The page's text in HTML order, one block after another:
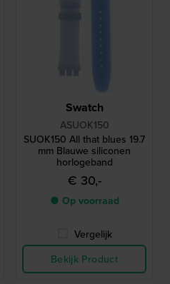
Swatch
ASUOK150
SUOK150 All that blues 19.7
mm Blauwe siliconen
horlogeband
€ 30,-
● Op voorraad
Vergelijk
Bekijk Product